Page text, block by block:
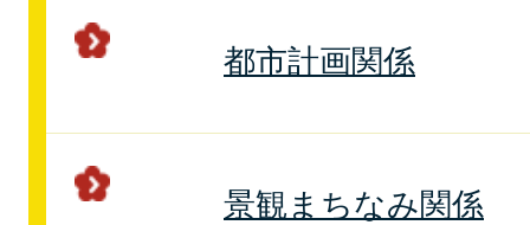
都市計画関係
景観まちなみ関係